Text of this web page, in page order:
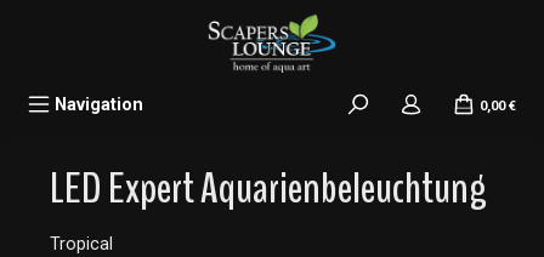
Navigation 0,00 €
LED Expert Aquarienbeleuchtung
Tropical